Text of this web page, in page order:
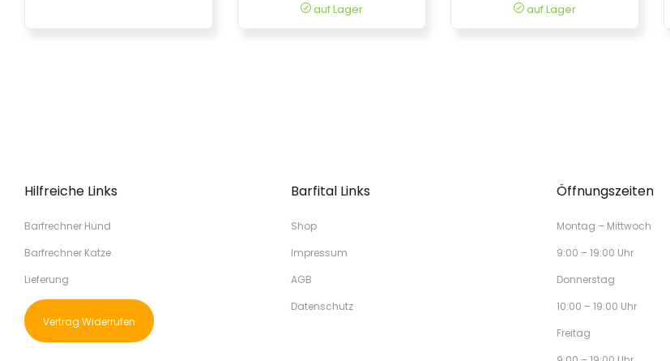
auf Lager auf Lager
Hilfreiche Links
Barfrechner Hund
Barfrechner Katze
Lieferung
Vertrag Widerrufen
Barfital Links
Shop
Impressum
AGB
Datenschutz
Öffnungszeiten
Montag – Mittwoch
9:00 – 19:00 Uhr
Donnerstag
10:00 – 19:00 Uhr
Freitag